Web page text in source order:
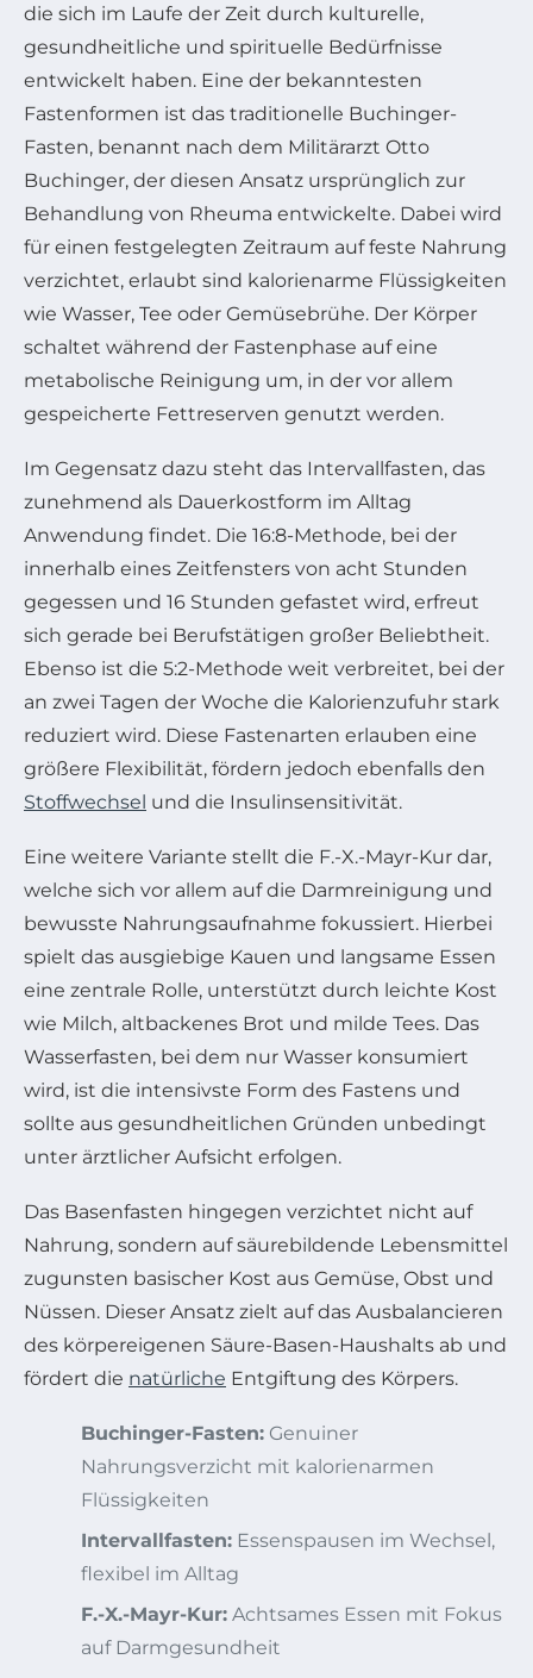
die sich im Laufe der Zeit durch kulturelle,
gesundheitliche und spirituelle Bedürfnisse
entwickelt haben. Eine der bekanntesten
Fastenformen ist das traditionelle Buchinger-
Fasten, benannt nach dem Militärarzt Otto
Buchinger, der diesen Ansatz ursprünglich zur
Behandlung von Rheuma entwickelte. Dabei wird
für einen festgelegten Zeitraum auf feste Nahrung
verzichtet, erlaubt sind kalorienarme Flüssigkeiten
wie Wasser, Tee oder Gemüsebrühe. Der Körper
schaltet während der Fastenphase auf eine
metabolische Reinigung um, in der vor allem
gespeicherte Fettreserven genutzt werden.
Im Gegensatz dazu steht das Intervallfasten, das
zunehmend als Dauerkostform im Alltag
Anwendung findet. Die 16:8-Methode, bei der
innerhalb eines Zeitfensters von acht Stunden
gegessen und 16 Stunden gefastet wird, erfreut
sich gerade bei Berufstätigen großer Beliebtheit.
Ebenso ist die 5:2-Methode weit verbreitet, bei der
an zwei Tagen der Woche die Kalorienzufuhr stark
reduziert wird. Diese Fastenarten erlauben eine
größere Flexibilität, fördern jedoch ebenfalls den
Stoffwechsel und die Insulinsensitivität.
Eine weitere Variante stellt die F.-X.-Mayr-Kur dar,
welche sich vor allem auf die Darmreinigung und
bewusste Nahrungsaufnahme fokussiert. Hierbei
spielt das ausgiebige Kauen und langsame Essen
eine zentrale Rolle, unterstützt durch leichte Kost
wie Milch, altbackenes Brot und milde Tees. Das
Wasserfasten, bei dem nur Wasser konsumiert
wird, ist die intensivste Form des Fastens und
sollte aus gesundheitlichen Gründen unbedingt
unter ärztlicher Aufsicht erfolgen.
Das Basenfasten hingegen verzichtet nicht auf
Nahrung, sondern auf säurebildende Lebensmittel
zugunsten basischer Kost aus Gemüse, Obst und
Nüssen. Dieser Ansatz zielt auf das Ausbalancieren
des körpereigenen Säure-Basen-Haushalts ab und
fördert die natürliche Entgiftung des Körpers.
Buchinger-Fasten: Genuiner
Nahrungsverzicht mit kalorienarmen
Flüssigkeiten
Intervallfasten: Essenspausen im Wechsel,
flexibel im Alltag
F.-X.-Mayr-Kur: Achtsames Essen mit Fokus
auf Darmgesundheit